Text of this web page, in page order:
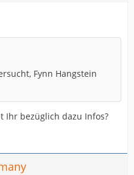
Fynn Hangstein
Ihr bezüglich dazu Infos?